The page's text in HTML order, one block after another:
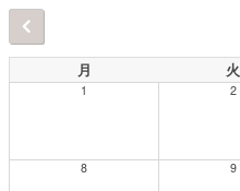
月 火
1 2
8 9